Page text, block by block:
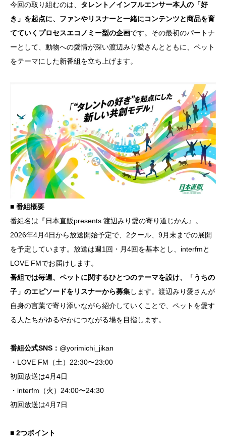
今回の取り組むのは、 タレント／インフルエンサー本人の「好
き」を起点に、ファンやリスナーと一緒にコンテンツと商品を育
てていくプロセスエコノミー型の企画です。その最初のパートナ
ーとして、動物への愛情が深い渡辺みり愛さんとともに、ペット
をテーマにした新番組を立ち上げます。
■ 番組概要
番組名は『日本直販presents 渡辺みり愛の寄り道じかん』。
2026年4月4日から放送開始予定で、2クール、9月末までの展開
を予定しています。放送は週1回・月4回を基本とし、interfmと
LOVE FMでお届けします。
番組では毎週、ペットに関するひとつのテーマを設け、「うちの
子」のエピソードをリスナーから募集します。渡辺みり愛さんが
自身の言葉で寄り添いながら紹介していくことで、ペットを愛す
る人たちがゆるやかにつながる場を目指します。
番組公式SNS： @yorimichi_jikan
・LOVE FM（土）22:30〜23:00
初回放送は4月4日
・interfm（火）24:00〜24:30
初回放送は4月7日
■ 2つポイント